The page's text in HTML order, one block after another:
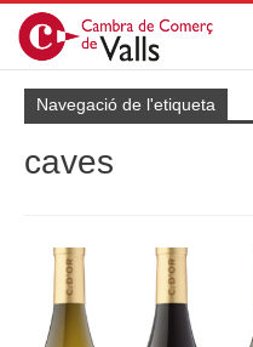
Navegació de l'etiqueta
caves